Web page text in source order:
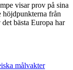
visar prov på sina
höjdpunkterna från
bästa Europa har